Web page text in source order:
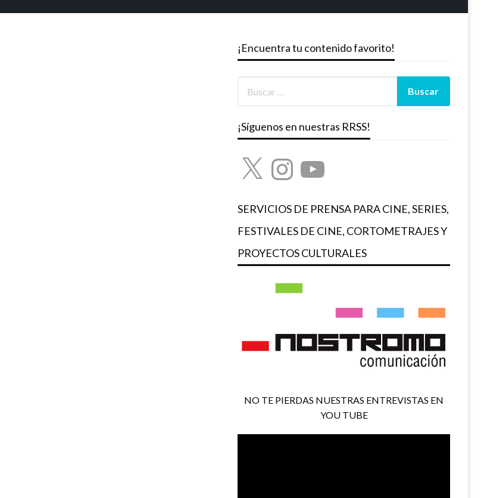
¡Encuentra tu contenido favorito!
¡Síguenos en nuestras RRSS!
X InstagramYouTube
SERVICIOS DE PRENSA PARA CINE, SERIES,
FESTIVALES DE CINE, CORTOMETRAJES Y
PROYECTOS CULTURALES
NO TE PIERDAS NUESTRAS ENTREVISTAS EN
YOU TUBE